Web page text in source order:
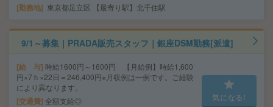
勤務地 東京都足立区 【最寄り駅】北千住駅
9/1～募集｜PRADA販売スタッフ｜銀座DSM勤務[派遣]
給 与 時給1600円～1600円 【月給例】時給1,600
円×7ｈ×22日＝246,400円※月収例は一例です。ご経験
により異なります。
交通費 全額支給◎ 気になる!